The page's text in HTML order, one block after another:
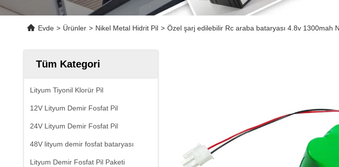
Evde > Ürünler > Nikel Metal Hidrit Pil > Özel şarj edilebilir Rc araba bataryası 4.8v 1300mah
Tüm Kategori
Lityum Tiyonil Klorür Pil
12V Lityum Demir Fosfat Pil
24V Lityum Demir Fosfat Pil
48V lityum demir fosfat bataryası
Lityum Demir Fosfat Pil Paketi